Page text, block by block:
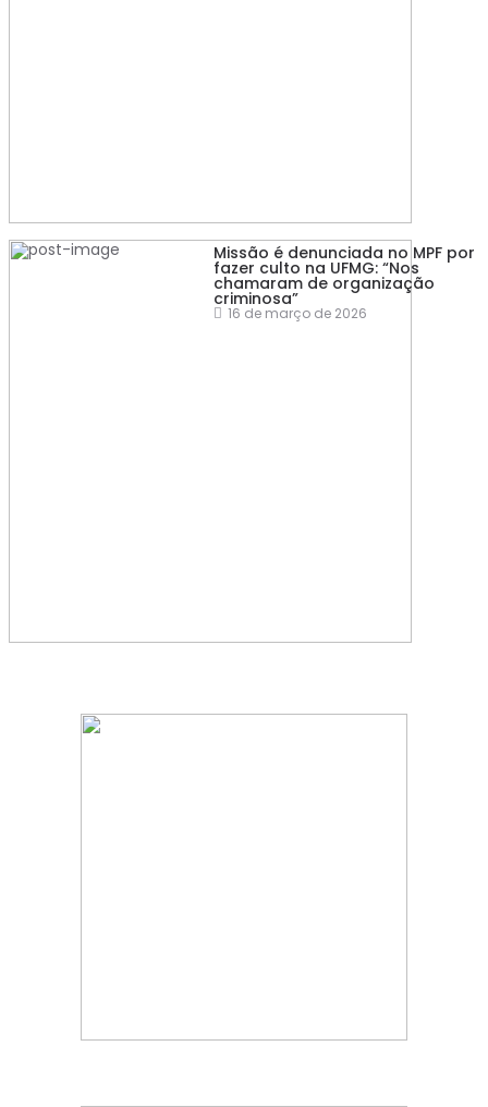
Missão é denunciada no MPF por
fazer culto na UFMG: “Nos
chamaram de organização
criminosa”
16 de março de 2026